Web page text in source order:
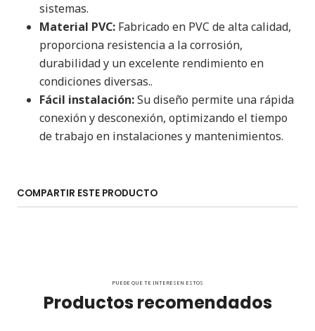
sistemas.
Material PVC: Fabricado en PVC de alta calidad,
proporciona resistencia a la corrosión,
durabilidad y un excelente rendimiento en
condiciones diversas..
Fácil instalación:Su diseño permite una rápida
conexión y desconexión, optimizando el tiempo
de trabajo en instalaciones y mantenimientos.
COMPARTIR ESTE PRODUCTO
PUEDE QUE TE INTERESEN ESTOS
Productos recomendados